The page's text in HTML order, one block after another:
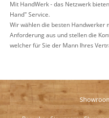
Mit HandWerk - das Netzwerk
Hand" Service.
Wir wählen die besten Handwerker
Anforderung aus und stellen die
welcher für Sie der Mann Ihres